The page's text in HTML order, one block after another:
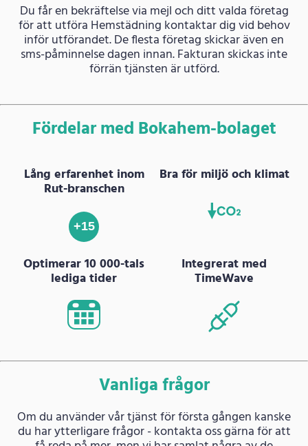
Du får en bekräftelse via mejl och ditt valda företag
för att utföra Hemstädning kontaktar dig vid behov
inför utförandet. De flesta företag skickar även en
sms-påminnelse dagen innan. Fakturan skickas inte
förrän tjänsten är utförd.
Fördelar med Bokahem-bolaget
Lång erfarenhet inom
Rut-branschen
+15
Bra för miljö och klimat
Optimerar 10 000-tals
lediga tider
Integrerat med
TimeWave
Vanliga frågor
Om du använder vår tjänst för första gången kanske
du har ytterligare frågor - kontakta oss gärna för att